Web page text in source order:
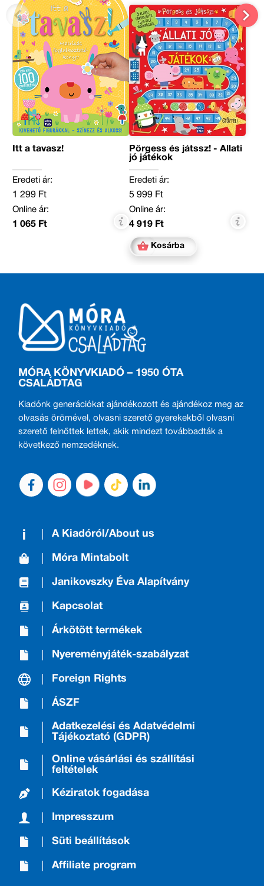
Itt a tavasz!
Eredeti ár:
1 299 Ft
Online ár:
1 065 Ft
Pörgess és játssz! - Állati
jó játékok
Eredeti ár:
5 999 Ft
Online ár:
4 919 Ft
Kosárba
MÓRA KÖNYVKIADÓ – 1950 ÓTA
CSALÁDTAG
Kiadónk generációkat ajándékozott és ajándékoz meg az
olvasás örömével, olvasni szerető gyerekekből olvasni
szerető felnőttek lettek, akik mindezt továbbadták a
következő nemzedéknek.
A Kiadóról/About us
Móra Mintabolt
Janikovszky Éva Alapítvány
Kapcsolat
Árkötött termékek
Nyereményjáték-szabályzat
Foreign Rights
ÁSZF
Adatkezelési és Adatvédelmi
Tájékoztató (GDPR)
Online vásárlási és szállítási
feltételek
Kéziratok fogadása
Impresszum
Süti beállítások
Affiliate program